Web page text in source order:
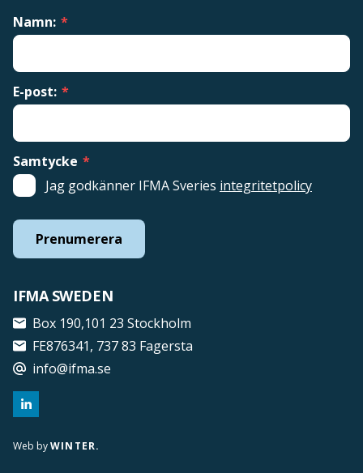
Namn: *
E-post: *
Samtycke *
Jag godkänner IFMA Sveries integritetpolicy
Prenumerera
IFMA SWEDEN
Box 190,101 23 Stockholm
FE876341, 737 83 Fagersta
info@ifma.se
Web byWINTER.